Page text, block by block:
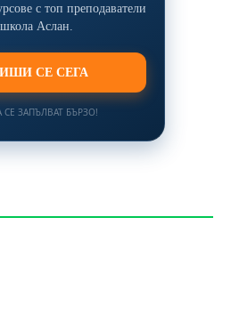
с топ преподаватели
Аслан.
СЕ СЕГА
СЕ ЗАПЪЛВАТ БЪРЗО!